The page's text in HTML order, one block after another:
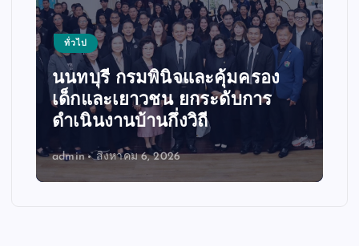
สำนักงานศึกษาธิการจังหวัด
นครปฐม ร่วมกับ วัดพระปฐม
เจดีย์ ราชวรมหาวิหาร จัดการ
แสดง “โขนศิลป์ไทย เทิดไท้พระ
พันปีหลวง”
admin สิงหาคม 2, 2026